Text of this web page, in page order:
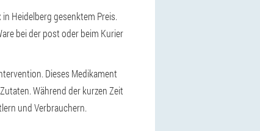
Heidelberg gesenktem Preis.
bei der post oder beim Kurier
Dieses Medikament
Während der kurzen Zeit
und Verbrauchern.